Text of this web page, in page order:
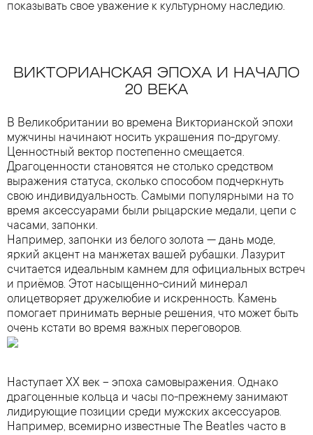
показывать свое уважение к культурному наследию.
ВИКТОРИАНСКАЯ ЭПОХА И НАЧАЛО
20 ВЕКА
В Великобритании во времена Викторианской эпохи
мужчины начинают носить украшения по-другому.
Ценностный вектор постепенно смещается.
Драгоценности становятся не столько средством
выражения статуса, сколько способом подчеркнуть
свою индивидуальность. Самыми популярными на то
время аксессуарами были рыцарские медали, цепи с
часами, запонки.
Например, запонки из белого золота — дань моде,
яркий акцент на манжетах вашей рубашки. Лазурит
считается идеальным камнем для официальных встреч
и приёмов. Этот насыщенно-синий минерал
олицетворяет дружелюбие и искренность. Камень
помогает принимать верные решения, что может быть
очень кстати во время важных переговоров.
Наступает ХХ век – эпоха самовыражения. Однако
драгоценные кольца и часы по-прежнему занимают
лидирующие позиции среди мужских аксессуаров.
Например, всемирно известные The Beatles часто в